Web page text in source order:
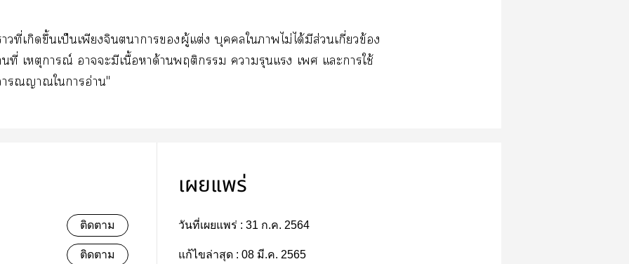
าวที่เกิดขึ้นเป็นเพียงจินตนาการของผู้แต่ง บุคคลในภาพไม่ได้มีส่วนเกี่ยวข้อง
ที่ เหตุการณ์ อาจจะมีเนื้อหาด้านพฤติกรรม ความรุนแรง เพศ และการใช้
ารณญาณในการอ่าน"
ติดตาม
ติดตาม
เผยแพร่
วันที่เผยแพร่ : 31 ก.ค. 2564
แก้ไขล่าสุด : 08 มี.ค. 2565